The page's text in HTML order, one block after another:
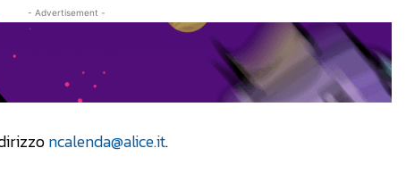
- Advertisement -
ncalenda@alice.it.